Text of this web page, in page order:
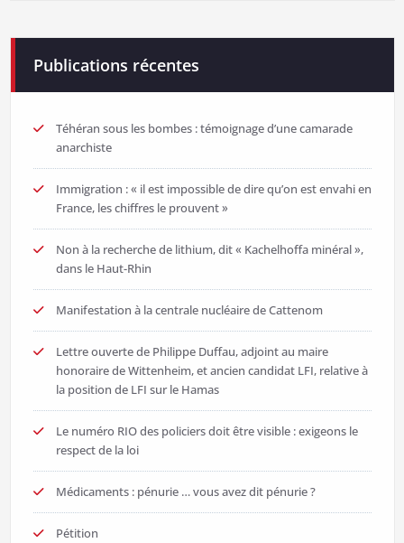
Publications récentes
Téhéran sous les bombes : témoignage d’une camarade
anarchiste
Immigration : « il est impossible de dire qu’on est envahi en
France, les chiffres le prouvent »
Non à la recherche de lithium, dit « Kachelhoffa minéral »,
dans le Haut-Rhin
Manifestation à la centrale nucléaire de Cattenom
Lettre ouverte de Philippe Duffau, adjoint au maire
honoraire de Wittenheim, et ancien candidat LFI, relative à
la position de LFI sur le Hamas
Le numéro RIO des policiers doit être visible : exigeons le
respect de la loi
Médicaments : pénurie … vous avez dit pénurie ?
Pétition